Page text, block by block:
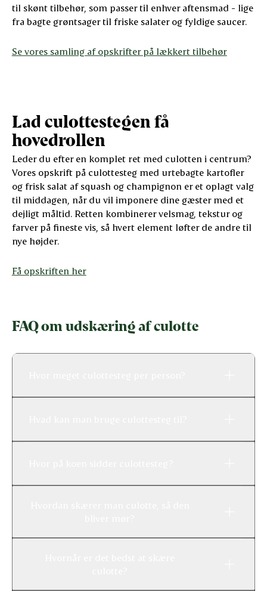
til skønt tilbehør, som passer til enhver aftensmad - lige
fra bagte grøntsager til friske salater og fyldige saucer.
Se vores samling af opskrifter på lækkert tilbehør
Lad culottestegen få
hovedrollen
Leder du efter en komplet ret med culotten i centrum?
Vores opskrift på culottesteg med urtebagte kartofler
og frisk salat af squash og champignon er et oplagt valg
til middagen, når du vil imponere dine gæster med et
dejligt måltid. Retten kombinerer velsmag, tekstur og
farver på fineste vis, så hvert element løfter de andre til
nye højder.
Få opskriften her
FAQ om udskæring af culotte